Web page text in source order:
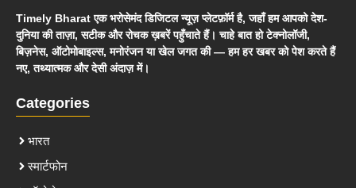
Timely Bharat एक भरोसेमंद डिजिटल न्यूज़ प्लेटफ़ॉर्म है, जहाँ हम आपको देश-
दुनिया की ताज़ा, सटीक और रोचक ख़बरें पहुँचाते हैं। चाहे बात हो टेक्नोलॉजी,
बिज़नेस, ऑटोमोबाइल्स, मनोरंजन या खेल जगत की — हम हर खबर को पेश करते हैं
नए, तथ्यात्मक और देसी अंदाज़ में।
Categories
भारत
स्मार्टफोन